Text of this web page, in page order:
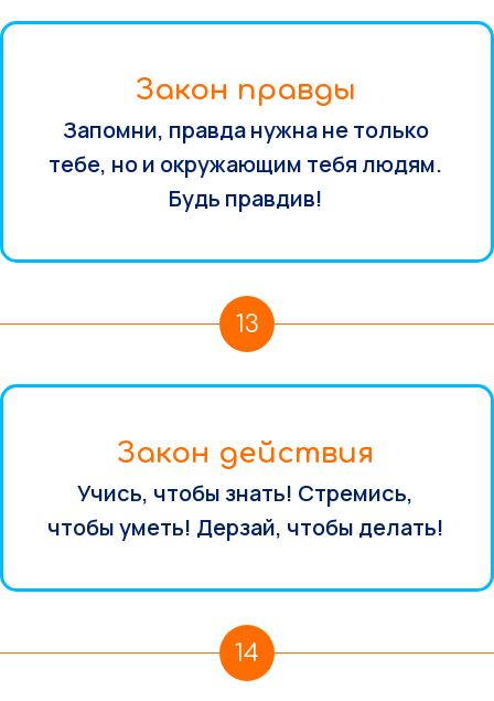
Закон правды
Запомни, правда нужна не только
тебе, но и окружающим тебя людям.
Будь правдив!
13
Закон действия
Учись, чтобы знать! Стремись,
чтобы уметь! Дерзай, чтобы делать!
14